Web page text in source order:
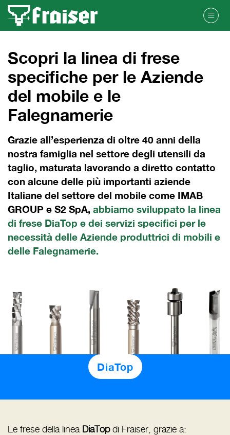
Scopri la linea di frese
specifiche per le Aziende
del mobile e le
Falegnamerie
Grazie all’esperienza di oltre 40 anni della
nostra famiglia nel settore degli utensili da
taglio, maturata lavorando a diretto contatto
con alcune delle più importanti aziende
Italiane del settore del mobile come IMAB
GROUP e S2 SpA, abbiamo sviluppato la linea
di frese DiaTop e dei servizi specifici per le
necessità delle Aziende produttrici di mobili e
delle Falegnamerie.
DiaTop
Le frese della linea DiaTopdi Fraiser, grazie a: